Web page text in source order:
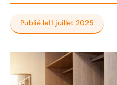
Publié le11 juillet 2025